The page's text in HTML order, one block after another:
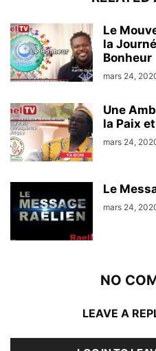
Le
la
Bonheur
mars 24,
Une
la Paix
mars 24,
Le
mars 24,
NO
LEAVE A